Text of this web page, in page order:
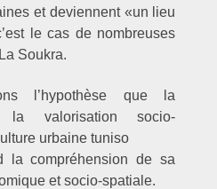
et deviennent «un lieu
le cas de nombreuses
Soukra.
l’hypothèse que la
la valorisation socio-
urbaine tuniso
la compréhension de sa
et socio-spatiale.